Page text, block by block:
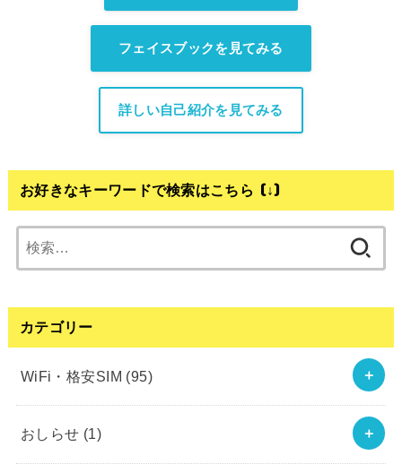
フェイスブックを見てみる
詳しい自己紹介を見てみる
お好きなキーワードで検索はこちら (↓)
索:
カテゴリー
WiFi・格安SIM (95)
おしらせ (1)